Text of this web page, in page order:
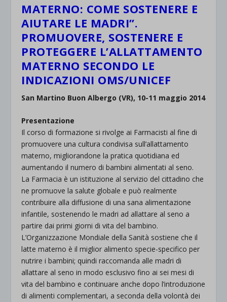
MATERNO: COME SOSTENERE E
AIUTARE LE MADRI”.
PROMUOVERE, SOSTENERE E
PROTEGGERE L’ALLATTAMENTO
MATERNO SECONDO LE
INDICAZIONI OMS/UNICEF
San Martino Buon Albergo (VR), 10-11 maggio 2014
Presentazione
Il corso di formazione si rivolge ai Farmacisti al fine di
promuovere una cultura condivisa sull’allattamento
materno, migliorandone la pratica quotidiana ed
aumentando il numero di bambini alimentati al seno.
La Farmacia è un istituzione al servizio del cittadino che
ne promuove la salute globale e può realmente
contribuire alla diffusione di una sana alimentazione
infantile, sostenendo le madri ad allattare al seno a
partire dai primi giorni di vita del bambino.
L’Organizzazione Mondiale della Sanità sostiene che il
latte materno è il miglior alimento specie-specifico per
nutrire i bambini; quindi raccomanda alle madri di
allattare al seno in modo esclusivo fino ai sei mesi di
vita del bambino e continuare anche dopo l’introduzione
di alimenti complementari, a seconda della volontà dei